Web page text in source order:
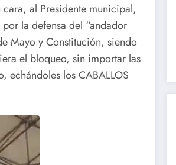
cara, al Presidente municipal,
la defensa del “andador
Mayo y Constitución, siendo
el bloqueo, sin importar las
echándoles los CABALLOS